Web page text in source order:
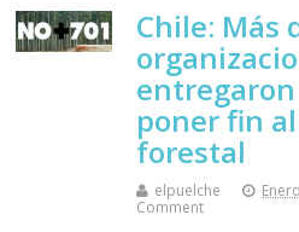
Chile: Más
poner fin
forestal
elpuelche
Comment